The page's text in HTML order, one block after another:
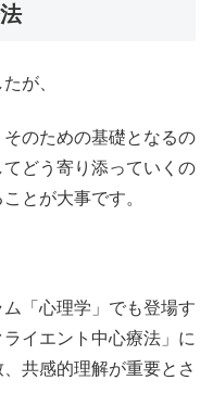
が、
のための基礎となるの
どう寄り添っていくの
とが大事です。
「心理学」でも登場す
イエント中心療法」に
共感的理解が重要とさ